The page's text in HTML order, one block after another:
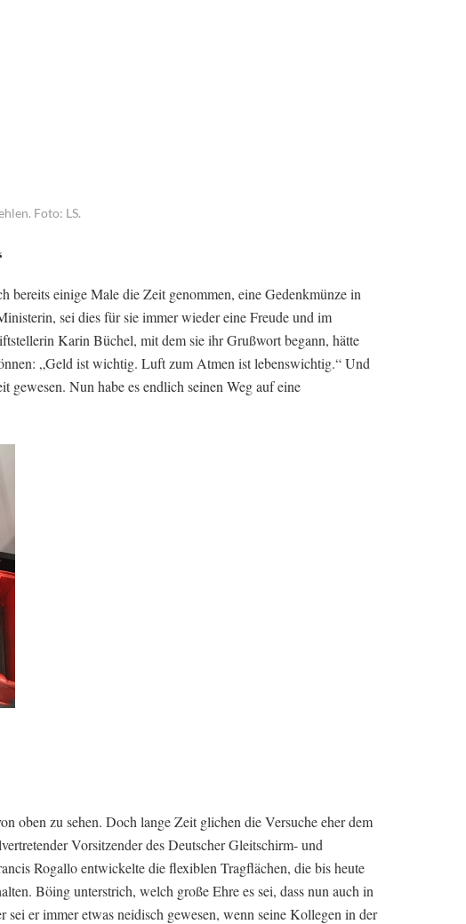
Foto: LS.
bereits einige Male die Zeit genommen, eine Gedenkmünze in
sei dies für sie immer wieder eine Freude und im
Karin Büchel, mit dem sie ihr Grußwort begann, hätte
„Geld ist wichtig. Luft zum Atmen ist lebenswichtig.“ Und
Nun habe es endlich seinen Weg auf eine
oben zu sehen. Doch lange Zeit glichen die Versuche eher dem
Vorsitzender des Deutscher Gleitschirm- und
Rogallo entwickelte die flexiblen Tragflächen, die bis heute
Böing unterstrich, welch große Ehre es sei, dass nun auch in
er immer etwas neidisch gewesen, wenn seine Kollegen in der